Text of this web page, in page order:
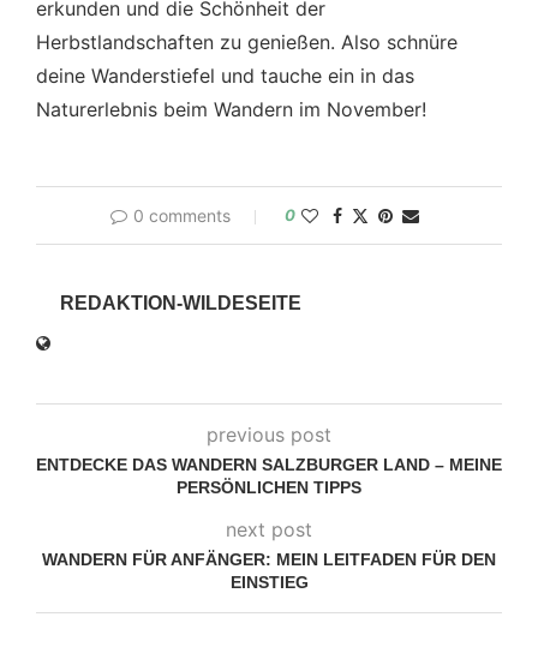
erkunden und die Schönheit der
Herbstlandschaften zu genießen. Also schnüre
deine Wanderstiefel und tauche ein in das
Naturerlebnis beim Wandern im November!
0 comments 0
REDAKTION-WILDESEITE
previous post
ENTDECKE DAS WANDERN SALZBURGER LAND – MEINE
PERSÖNLICHEN TIPPS
next post
WANDERN FÜR ANFÄNGER: MEIN LEITFADEN FÜR DEN
EINSTIEG